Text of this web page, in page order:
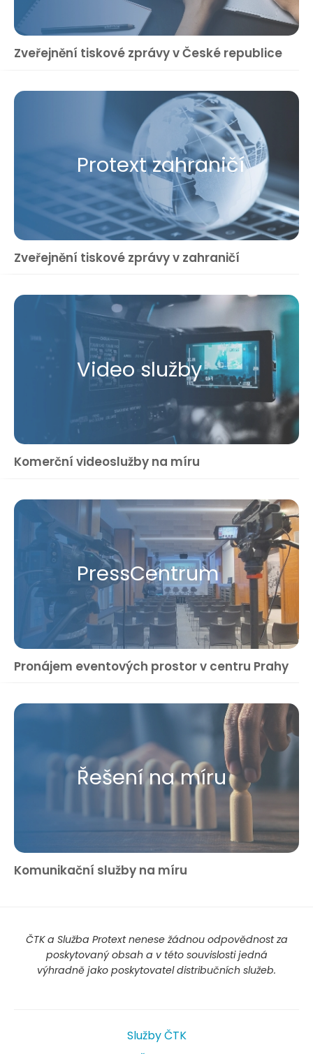
Zveřejnění tiskové zprávy v České republice
Protext zahraničí
Zveřejnění tiskové zprávy v zahraničí
Video služby
Komerční videoslužby na míru
Press​Centrum
Pronájem eventových prostor v centru Prahy
Řešení na míru
Komunikační služby na míru
ČTK a Služba Protext nenese žádnou odpovědnost za
poskytovaný obsah a v této souvislosti jedná
výhradně jako poskytovatel distribučních služeb.
Služby ČTK